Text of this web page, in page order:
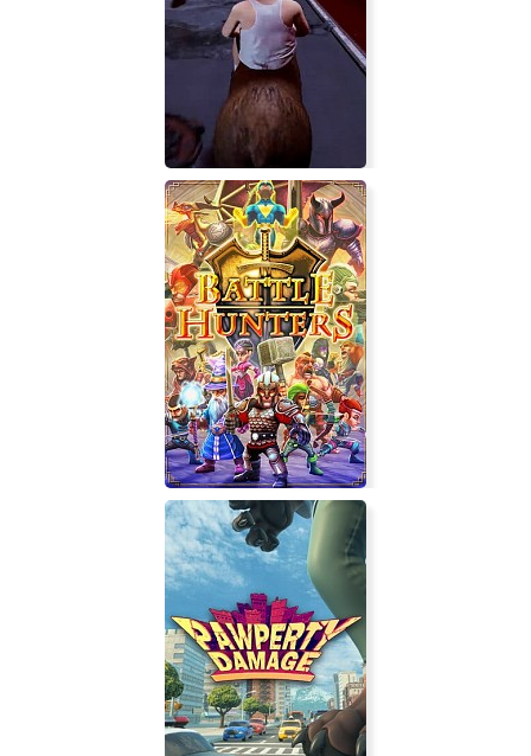
The Jackbox Party Pack 9
RUSSI.A SIMULATOR
Battle Hunters